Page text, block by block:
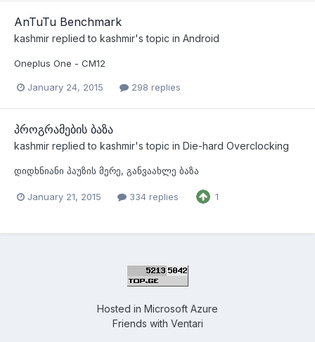
AnTuTu Benchmark
kashmir replied to kashmir's topic in Android
Oneplus One - CM12
January 24, 2015 298 replies
პროგრამების ბაზა
kashmir replied to kashmir's topic in Die-hard Overclocking
დიდხნიანი პაუზის მერე, განვაახლე ბაზა
January 21, 2015 334 replies 1
Hosted in Microsoft Azure
Friends with Ventari